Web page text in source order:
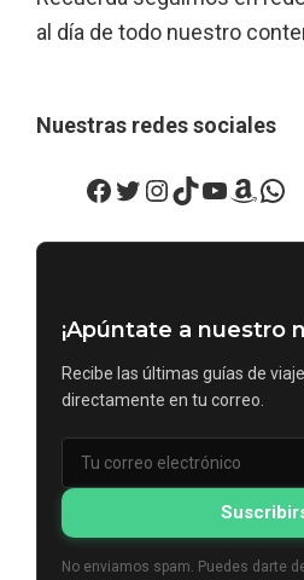
al día de todo nuestro
Nuestras redes sociales
Facebook
Twitter
Instagram
TikTok
YouTube
¡Apúntate a nuestro
Recibe las últimas guías de
directamente en tu correo.
No enviamos spam. Puedes darte